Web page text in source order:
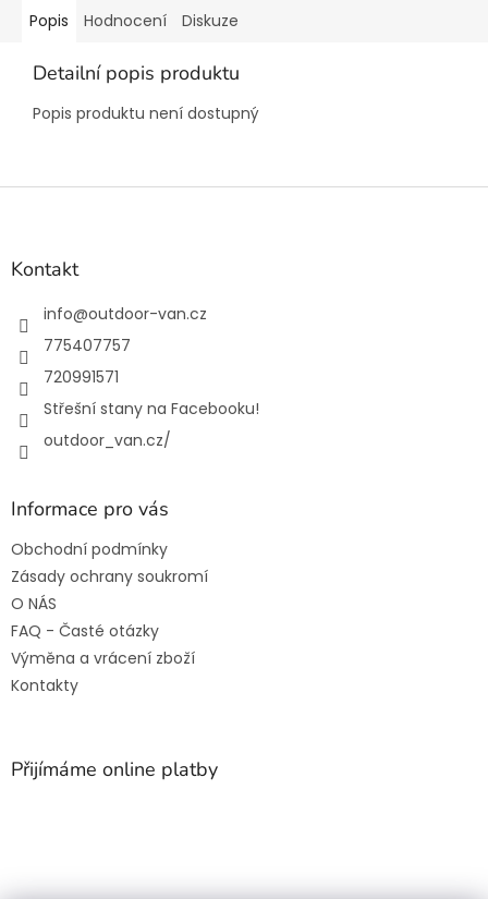
Popis Hodnocení Diskuze
Detailní popis produktu
Popis produktu není dostupný
Z
Kontakt
info@outdoor-van.cz
775407757
720991571
Střešní stany na Facebooku!
outdoor_van.cz/
Informace pro vás
Obchodní podmínky
Zásady ochrany soukromí
O NÁS
FAQ - Časté otázky
Výměna a vrácení zboží
Kontakty
Přijímáme online platby